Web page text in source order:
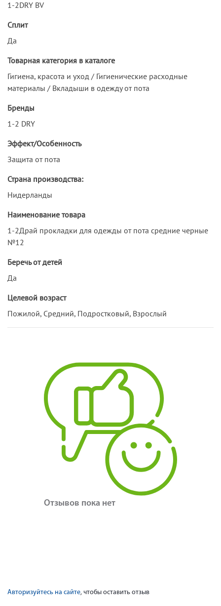
1-2DRY BV
Сплит
Да
Товарная категория в каталоге
Гигиена, красота и уход / Гигиенические расходные
материалы / Вкладыши в одежду от пота
Бренды
1-2 DRY
Эффект/Особенность
Защита от пота
Страна производства:
Нидерланды
Наименование товара
1-2Драй прокладки для одежды от пота средние черные
№12
Беречь от детей
Да
Целевой возраст
Пожилой, Средний, Подростковый, Взрослый
Отзывов пока нет
Авторизуйтесь на сайте, чтобы оставить отзыв